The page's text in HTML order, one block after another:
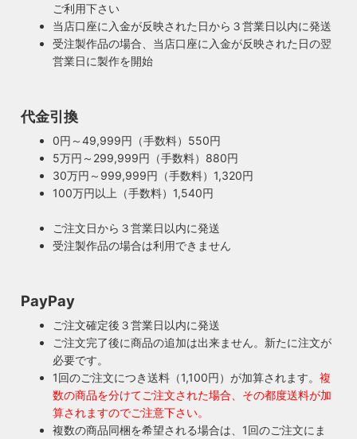
ご利用下さい
当店口座に入金が反映された日から３営業日以内に発送
受注製作品の場合、当店口座に入金が反映された日の翌
営業日に製作を開始
代金引換
0円～49,999円（手数料）550円
5万円～299,999円（手数料）880円
30万円～999,999円（手数料）1,320円
100万円以上（手数料）1,540円
ご注文日から３営業日以内に発送
受注製作品の場合は利用できません
PayPay
ご注文確定後３営業日以内に発送
ご注文完了後に商品の追加は出来ません。新たに注文が
必要です。
1回のご注文につき送料（1,100円）が加算されます。 複
数の商品を分けてご注文された場合、その都度送料が加
算されますのでご注意下さい。
複数の商品同梱を希望される場合は、1回のご注文にま